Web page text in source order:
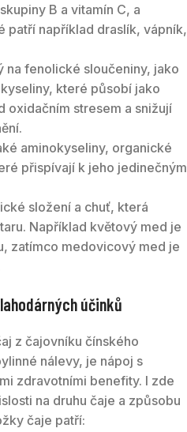
B a vitamín C, a
patří například draslík, vápník,
na fenolické sloučeniny, jako
které působí jako
oxidačním stresem a snižují
aminokyseliny, organické
přispívají k jeho jedinečným
složení a chuť, která
Například květový med je
zatímco medovicový med je
účinků
z čajovníku čínského
nálevy, je nápoj s
zdravotními benefity. I zde
na druhu čaje a způsobu
čaje patří: